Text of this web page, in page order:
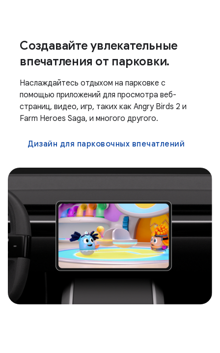
Создавайте увлекательные
впечатления от парковки.
Наслаждайтесь отдыхом на парковке с
помощью приложений для просмотра веб-
страниц, видео, игр, таких как Angry Birds 2 и
Farm Heroes Saga, и многого другого.
Дизайн для парковочных впечатлений